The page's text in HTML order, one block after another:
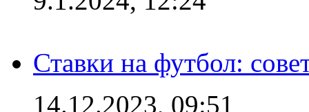
Ставки на футбол:
14.12.2023, 09:51